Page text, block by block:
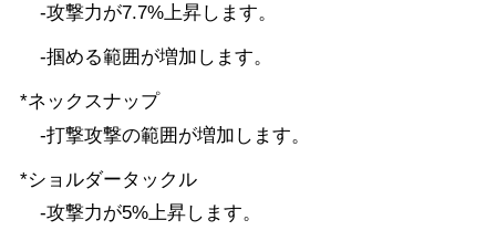
-攻撃力が7.7%上昇します。
-掴める範囲が増加します。
*ネックスナップ
-打撃攻撃の範囲が増加します。
*ショルダータックル
-攻撃力が5%上昇します。